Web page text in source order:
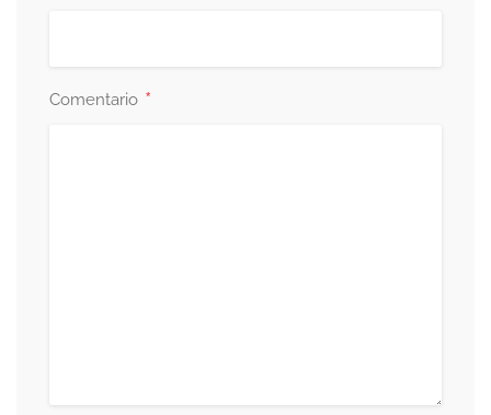
Comentario *